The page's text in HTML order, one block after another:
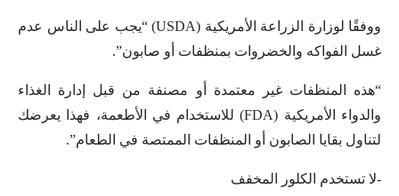
ووفقًا لوزارة الزراعة الأمريكية (USDA) “يجب على الناس عدم
غسل الفواكه والخضروات بمنظفات أو صابون”.
“هذه المنظفات غير معتمدة أو مصنفة من قبل إدارة الغذاء
والدواء الأمريكية (FDA) للاستخدام في الأطعمة، فهذا يعرضك
لتناول بقايا الصابون أو المنظفات الممتصة في الطعام”.
-لا تستخدم الكلور المخفف